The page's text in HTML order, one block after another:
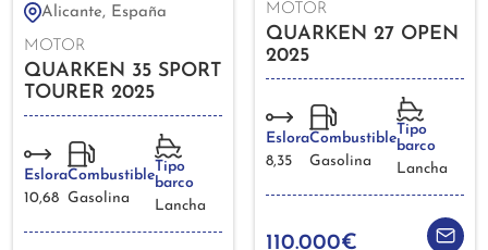
Alicante, España
MOTOR
QUARKEN 35 SPORT
TOURER 2025
Eslora
10,68
Combustible
Gasolina
Tipo
barco
Lancha
MOTOR
QUARKEN 27 OPEN
2025
Eslora
8,35
Combustible
Gasolina
Tipo
barco
Lancha
110.000€